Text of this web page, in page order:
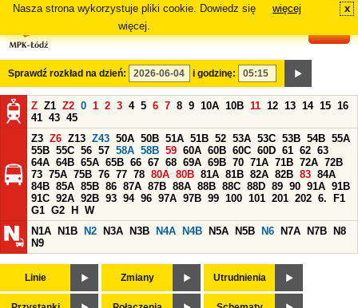
Nasza strona wykorzystuje pliki cookie. Dowiedz się
więcej.
więcej x
Sprawdź rozkład na dzień: i godzinę:
Z Z1 Z2 0 1 2 3 4 5 6 7 8 9 10A 10B 11 12 13 14 15 16
41 43 45
Z3 Z6 Z13 Z43 50A 50B 51A 51B 52 53A 53C 53B 54B 55A
55B 55C 56 57 58A 58B 59 60A 60B 60C 60D 61 62 63
64A 64B 65A 65B 66 67 68 69A 69B 70 71A 71B 72A 72B
73 75A 75B 76 77 78 80A 80B 81A 81B 82A 82B 83 84A
84B 85A 85B 86 87A 87B 88A 88B 88C 88D 89 90 91A 91B
91C 92A 92B 93 94 96 97A 97B 99 100 101 201 202 6.
F1
G1 G2 H
W
N1A
N1B N2 N3A N3B N4A N4B N5A N5B N6 N7A N7B
N8
N9
Linie Zmiany Utrudnienia